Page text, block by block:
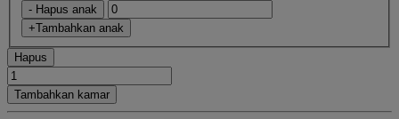
- Hapus anak
+Tambahkan anak
Hapus
Tambahkan kamar